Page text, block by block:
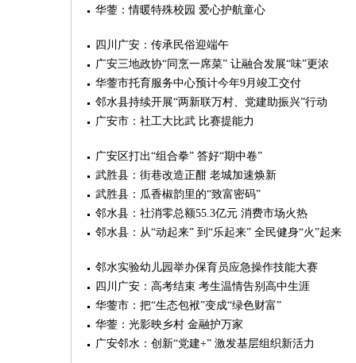
华蓥：情暖特殊校园 爱心护航童心
四川广安：传承民俗迎端午
广安三地政协“同烹一席菜” 让融合发展“味”更浓
华蓥市托育服务中心预计今年9月竣工交付
邻水县持续开展“两新联万村、党建助振兴”行动
广安市：社工大比武 比赛提能力
广安区打出“组合拳” 答好“期中卷”
武胜县：街巷改造正酣 老城加速焕新
武胜县：瓜香椒韵里的“致富密码”
邻水县：社消零总额55.3亿元 消费市场火热
邻水县：从“动起来” 到“乐起来” 全民健身“火”起来
邻水实验幼儿园举办保育员应急操作技能大赛
四川广安：高考结束 考生温情告别高中生涯
华蓥市：把“生态包袱”变成“绿色财富”
华蓥：光影映乡村 金融护万家
广安邻水：创新“党建+” 激发基层组织新活力